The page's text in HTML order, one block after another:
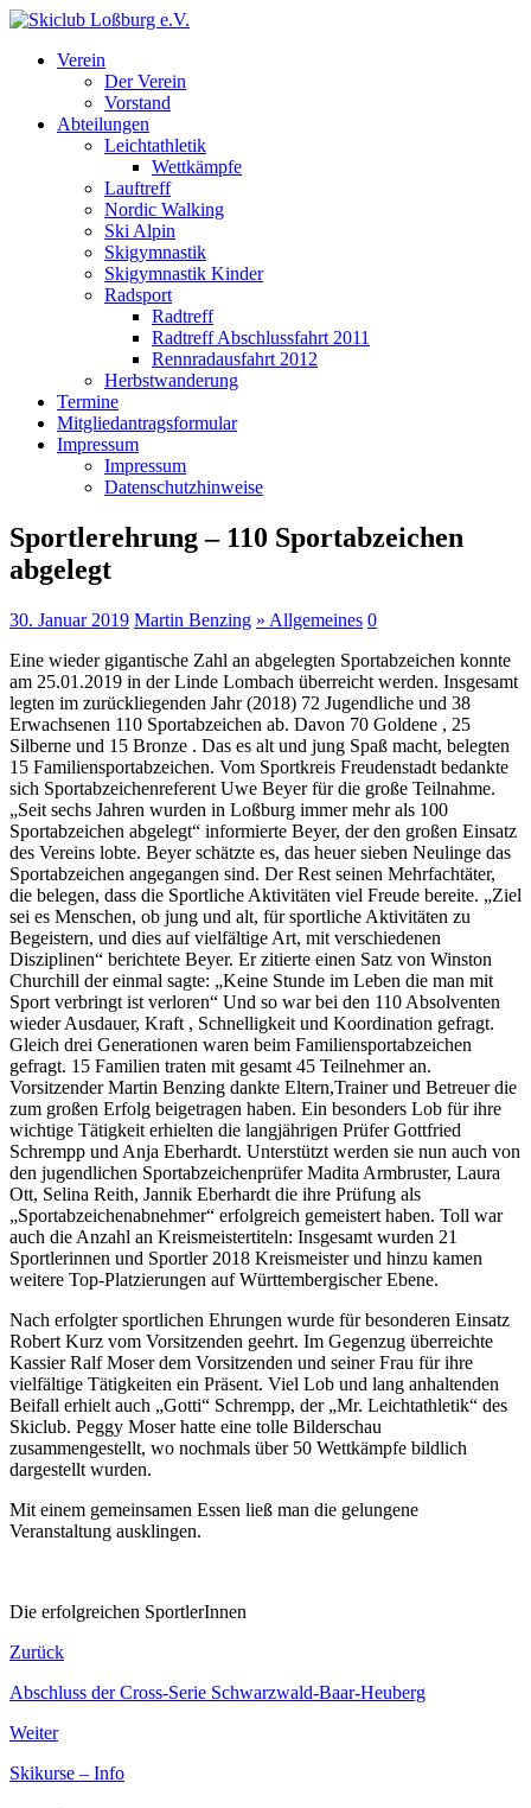
Verein
Der Verein
Vorstand
Abteilungen
Leichtathletik
Wettkämpfe
Lauftreff
Nordic Walking
Ski Alpin
Skigymnastik
Skigymnastik Kinder
Radsport
Radtreff
Radtreff Abschlussfahrt 2011
Rennradausfahrt 2012
Herbstwanderung
Termine
Mitgliedantragsformular
Impressum
Impressum
Datenschutzhinweise
Sportlerehrung – 110 Sportabzeichen
abgelegt
30. Januar 2019 Martin Benzing » Allgemeines 0
Eine wieder gigantische Zahl an abgelegten Sportabzeichen konnte
am 25.01.2019 in der Linde Lombach überreicht werden. Insgesamt
legten im zurückliegenden Jahr (2018) 72 Jugendliche und 38
Erwachsenen 110 Sportabzeichen ab. Davon 70 Goldene , 25
Silberne und 15 Bronze . Das es alt und jung Spaß macht, belegten
15 Familiensportabzeichen. Vom Sportkreis Freudenstadt bedankte
sich Sportabzeichenreferent Uwe Beyer für die große Teilnahme.
„Seit sechs Jahren wurden in Loßburg immer mehr als 100
Sportabzeichen abgelegt“ informierte Beyer, der den großen Einsatz
des Vereins lobte. Beyer schätzte es, das heuer sieben Neulinge das
Sportabzeichen angegangen sind. Der Rest seinen Mehrfachtäter,
die belegen, dass die Sportliche Aktivitäten viel Freude bereite. „Ziel
sei es Menschen, ob jung und alt, für sportliche Aktivitäten zu
Begeistern, und dies auf vielfältige Art, mit verschiedenen
Disziplinen“ berichtete Beyer. Er zitierte einen Satz von Winston
Churchill der einmal sagte: „Keine Stunde im Leben die man mit
Sport verbringt ist verloren“ Und so war bei den 110 Absolventen
wieder Ausdauer, Kraft , Schnelligkeit und Koordination gefragt.
Gleich drei Generationen waren beim Familiensportabzeichen
gefragt. 15 Familien traten mit gesamt 45 Teilnehmer an.
Vorsitzender Martin Benzing dankte Eltern,Trainer und Betreuer die
zum großen Erfolg beigetragen haben. Ein besonders Lob für ihre
wichtige Tätigkeit erhielten die langjährigen Prüfer Gottfried
Schrempp und Anja Eberhardt. Unterstützt werden sie nun auch von
den jugendlichen Sportabzeichenprüfer Madita Armbruster, Laura
Ott, Selina Reith, Jannik Eberhardt die ihre Prüfung als
„Sportabzeichenabnehmer“ erfolgreich gemeistert haben. Toll war
auch die Anzahl an Kreismeistertiteln: Insgesamt wurden 21
Sportlerinnen und Sportler 2018 Kreismeister und hinzu kamen
weitere Top-Platzierungen auf Württembergischer Ebene.
Nach erfolgter sportlichen Ehrungen wurde für besonderen Einsatz
Robert Kurz vom Vorsitzenden geehrt. Im Gegenzug überreichte
Kassier Ralf Moser dem Vorsitzenden und seiner Frau für ihre
vielfältige Tätigkeiten ein Präsent. Viel Lob und lang anhaltenden
Beifall erhielt auch „Gotti“ Schrempp, der „Mr. Leichtathletik“ des
Skiclub. Peggy Moser hatte eine tolle Bilderschau
zusammengestellt, wo nochmals über 50 Wettkämpfe bildlich
dargestellt wurden.
Mit einem gemeinsamen Essen ließ man die gelungene
Veranstaltung ausklingen.
Die erfolgreichen SportlerInnen
Zurück
Abschluss der Cross-Serie Schwarzwald-Baar-Heuberg
Weiter
Skikurse – Info